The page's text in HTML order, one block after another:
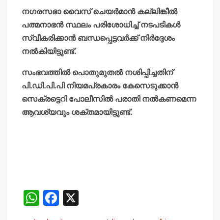
നഗരസഭാ വൈസ് ചെയര്‍മാന്‍ കല്ലിങ്കീല്‍
പത്മനാഭന്‍ സ്ഥലം പരിശോധിച്ച് നടപടികള്‍
സ്വീകരിക്കാന്‍ ബന്ധപ്പെട്ടവര്‍ക്ക് നിര്‍ദ്ദേശം
നല്‍കിയിട്ടുണ്ട്.
സംഭവത്തില്‍ പൊതുമുതല്‍ നശിപ്പിച്ചതിന്
പി.ഡി.പി.പി നിയമപ്രകാരം കേസെടുക്കാന്‍
സെക്രട്ടെറി പോലീസില്‍ പരാതി നല്‍കണമെന്ന
ആവശ്യവും ശക്തമായിട്ടുണ്ട്.
W
F